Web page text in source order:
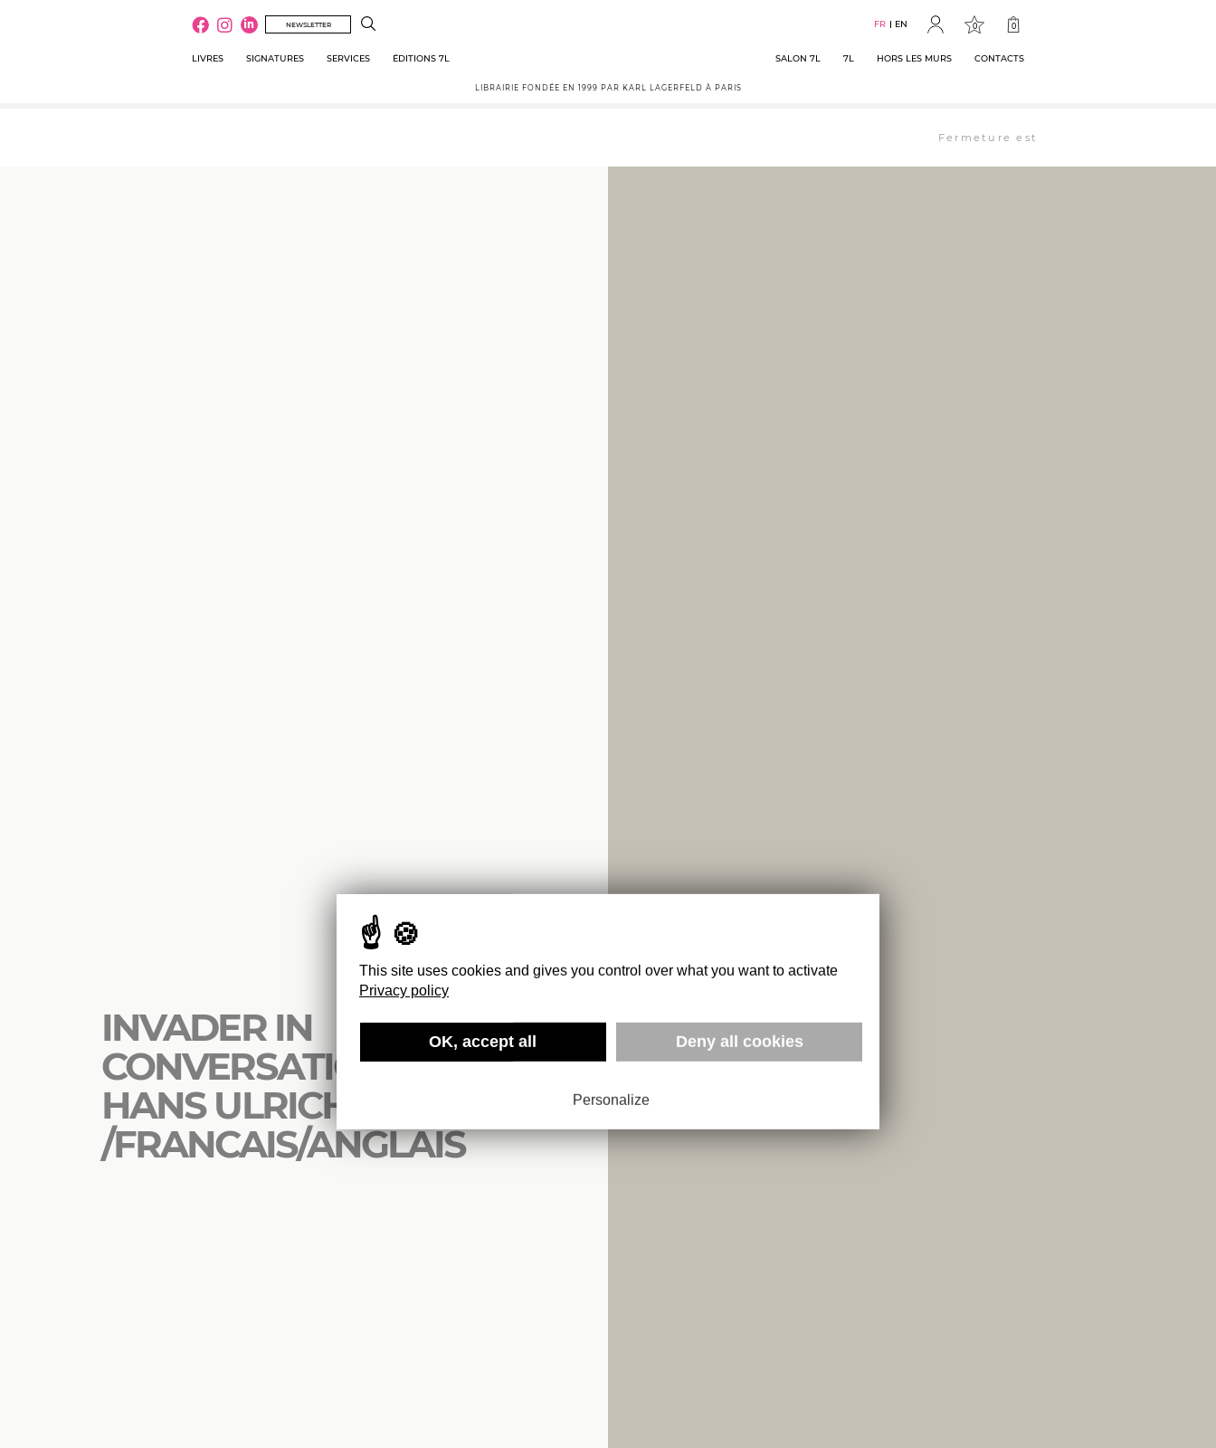
NEWSLETTER FR EN 0 0
LIVRES SIGNATURES SERVICES ÉDITIONS 7L SALON 7L 7L HORS LES MURS CONTACTS
LIBRAIRIE FONDÉE EN 1999 PAR KARL LAGERFELD À PARIS
Fermeture estivale : la librairie est ouverte
INVADER IN
CONVERSATION WITH
HANS ULRICH OBRIST
/FRANCAIS/ANGLAIS
This site uses cookies and gives you control over what you want to activate
Privacy policy
OK, accept all Deny all cookies
Personalize